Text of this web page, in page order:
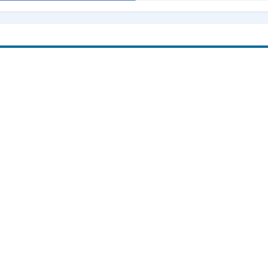
qu’ils n’affectent votre entreprise. Avec Select, nous
les plus récentes de macOS
salles (non incluse)